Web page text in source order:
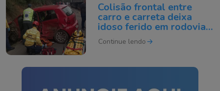
Colisão frontal entre
carro e carreta deixa
idoso ferido em rodovia
de SC
Continue lendo